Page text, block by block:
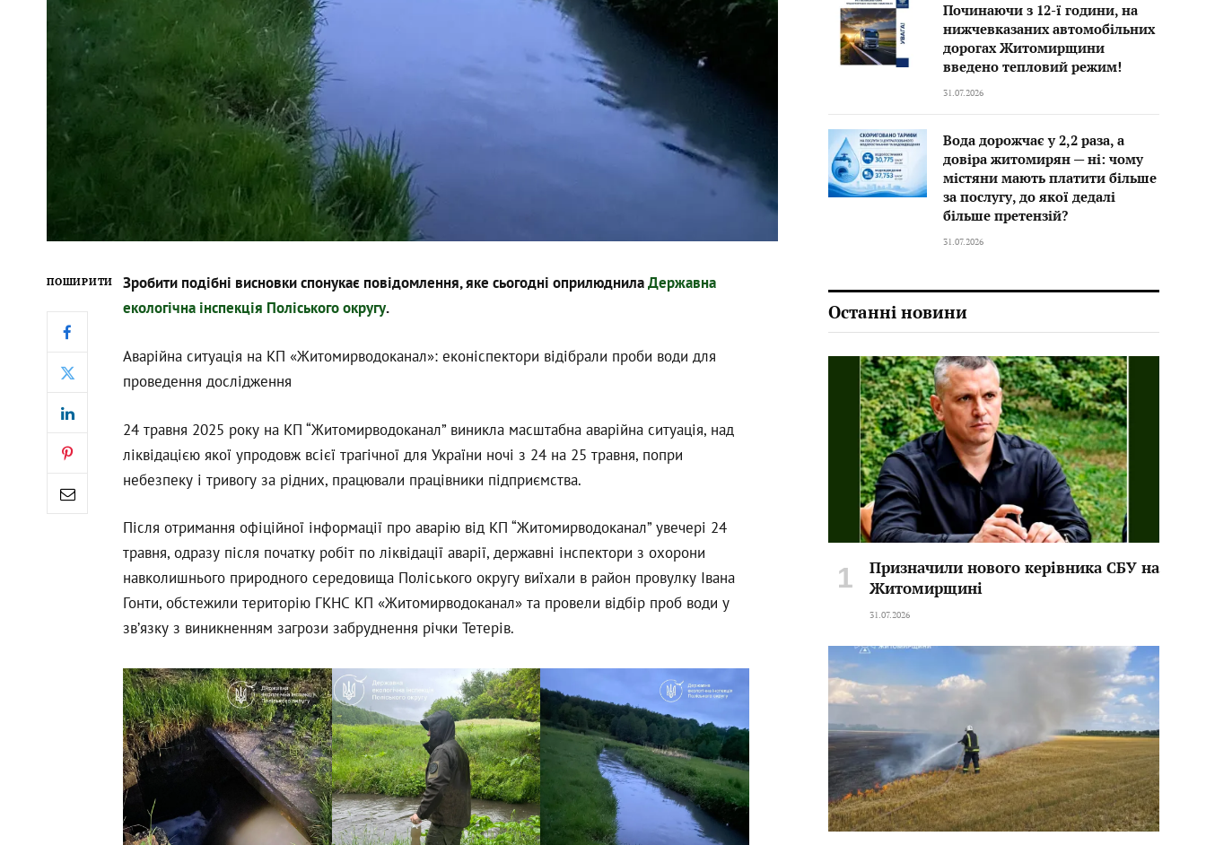
ПОШИРИТИ Зробити подібні висновки спонукає повідомлення, яке сьогодні оприлюднилаДержавна
екологічна інспекція Поліського округу.
Аварійна ситуація на КП «Житомирводоканал»: еконіспектори відібрали проби води для
проведення дослідження
24 травня 2025 року на КП “Житомирводоканал” виникла масштабна аварійна ситуація, над
ліквідацією якої упродовж всієї трагічної для України ночі з 24 на 25 травня, попри
небезпеку і тривогу за рідних, працювали працівники підприємства.
Після отримання офіційної інформації про аварію від КП “Житомирводоканал” увечері 24
травня, одразу після початку робіт по ліквідації аварії, державні інспектори з охорони
навколишнього природного середовища Поліського округу виїхали в район провулку Івана
Гонти, обстежили територію ГКНС КП «Житомирводоканал» та провели відбір проб води у
зв’язку з виникненням загрози забруднення річки Тетерів.
Починаючи з 12-ї години, на
нижчевказаних автомобільних
дорогах Житомирщини
введено тепловий режим!
31.07.2026
Вода дорожчає у 2,2 раза, а
довіра житомирян — ні: чому
містяни мають платити більше
за послугу, до якої дедалі
більше претензій?
31.07.2026
Останні новини
Призначили нового керівника СБУ на
Житомирщині
31.07.2026